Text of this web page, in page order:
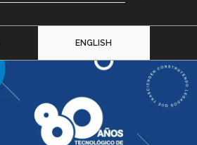
ENGLISH